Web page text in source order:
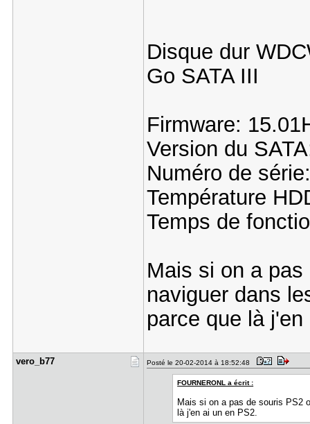
Disque dur
Go SATA III
Firmware:
Version du
Numéro de
Température
Temps de
Mais si on a
naviguer dans
parce que là
vero_b77 Posté le 20-02-2014 à 18:52:48
FOURNERONL a écrit :
Mais si on a pas de souris PS2
là j'en ai un en PS2.